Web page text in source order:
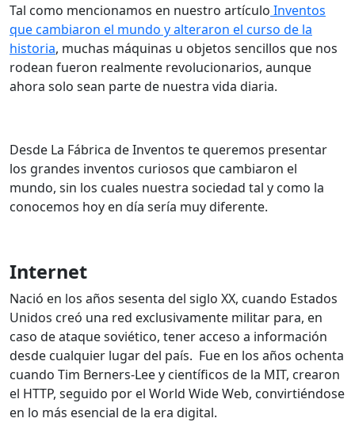
Tal como mencionamos en nuestro artículo Inventos
que cambiaron el mundo y alteraron el curso de la
historia, muchas máquinas u objetos sencillos que nos
rodean fueron realmente revolucionarios, aunque
ahora solo sean parte de nuestra vida diaria.
Desde La Fábrica de Inventos te queremos presentar
los grandes inventos curiosos que cambiaron el
mundo, sin los cuales nuestra sociedad tal y como la
conocemos hoy en día sería muy diferente.
Internet
Nació en los años sesenta del siglo XX, cuando Estados
Unidos creó una red exclusivamente militar para, en
caso de ataque soviético, tener acceso a información
desde cualquier lugar del país. Fue en los años ochenta
cuando Tim Berners-Lee y científicos de la MIT, crearon
el HTTP, seguido por el World Wide Web, convirtiéndose
en lo más esencial de la era digital.